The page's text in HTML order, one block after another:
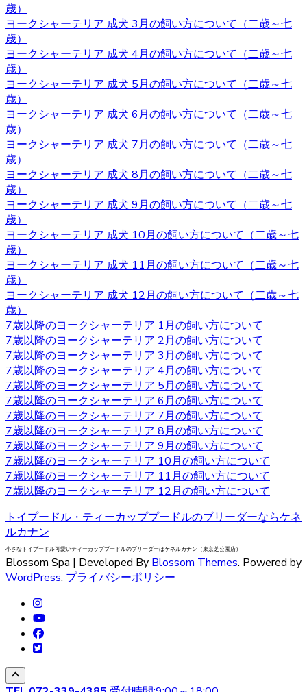
康状態やワクチンの接種状況のことです。ベベドールで
は、紹介ページに記載があります通り、ワクチンの接種
や、それと合わせて健康診断も行っておりますので、お客
様の元に元気で健康な猫ちゃんをお届けすることが可能で
す。 ヨークシャーテリア購入をご検討の際は、私どもベベ
ドール にお任せ下さい。
2020.10.9
ベベドールは近鉄河内松原駅の近くに見学スペースがござ
います。お越しの際には駅まで送迎させていただきます。
見学スペースではかわいい子犬たちが皆様をお待ちしてい
ます。突然訪問していただいて見学していただくことはで
きないので、お越しの際にはあらかじめご予約をとってい
ただくようよろしくお願いいたします。ご検討の際にはお
気軽にお問い合わせください。
2020.10.2
ヨークシャーテリアは物覚えが早くしつけやすいと言われ
ています。気の強さと頑固さを持ちあわせるので、しっか
りとしつけてあげてください。 飼い主がリーダーだという
ことを示すことで、主従関係を構築したうえで信頼関係を
結ぶことができます。 自分のテリトリーをしっかりと守ろ
うとするので、番犬としても適しています。吠え癖を持っ
た犬もいますが、しつけで矯正できるので心配はいりませ
ん。しつけやヨークシャーテリアについてお悩みの際は、
是非当店にご相談下さい。
2020.9.25
小型犬の中でも特に有名なヨークシャーテリアはヨークや
ヨーキーといった愛称で広く親しまれています。 非常に細
い被毛を持ちながら、シングルコートであり抜け毛が少な
いなどの特徴があります。垂れ下がるほど長い被毛が挙げ
られ、カットの仕方によって雰囲気が違ってきます。被毛
を伸ばし続ける場合はラッピングという、長い被毛をひと
まとめにくくる必要があり、色々なおしゃれを楽しめ流の
も人気の一つです。被毛を伸ばし続ける場合はラッピング
を行い、長い被毛をひとまとめにくくる必要があります。
ヨークシャーテリアの購入をお考えの際は、是非当店にご
相談下さい。
2020.9.18
ベベドールはヨークシャテリア専門のブリーダーです。飼
い主様へお引き渡す前から、しっかり育成としつけを行っ
ております。アフターフォローもお任せください！安心し
歳）
ヨークシャーテリア 成犬 3月の飼い方について（二歳～七
歳）
ヨークシャーテリア 成犬 4月の飼い方について（二歳～七
歳）
ヨークシャーテリア 成犬 5月の飼い方について（二歳～七
歳）
ヨークシャーテリア 成犬 6月の飼い方について（二歳～七
歳）
ヨークシャーテリア 成犬 7月の飼い方について（二歳～七
歳）
ヨークシャーテリア 成犬 8月の飼い方について（二歳～七
歳）
ヨークシャーテリア 成犬 9月の飼い方について（二歳～七
歳）
ヨークシャーテリア 成犬 10月の飼い方について（二歳～七
歳）
ヨークシャーテリア 成犬 11月の飼い方について（二歳～七
歳）
ヨークシャーテリア 成犬 12月の飼い方について（二歳～七
歳）
7歳以降のヨークシャーテリア 1月の飼い方について
7歳以降のヨークシャーテリア 2月の飼い方について
7歳以降のヨークシャーテリア 3月の飼い方について
7歳以降のヨークシャーテリア 4月の飼い方について
7歳以降のヨークシャーテリア 5月の飼い方について
7歳以降のヨークシャーテリア 6月の飼い方について
7歳以降のヨークシャーテリア 7月の飼い方について
7歳以降のヨークシャーテリア 8月の飼い方について
7歳以降のヨークシャーテリア 9月の飼い方について
7歳以降のヨークシャーテリア 10月の飼い方について
7歳以降のヨークシャーテリア 11月の飼い方について
7歳以降のヨークシャーテリア 12月の飼い方について
トイプードル・ティーカッププードルのブリーダーならケネ
ルカナン
小さなトイプードル可愛いティーカッププードルのブリーダーはケネルカナン（東京芝公園店）
Blossom Spa | Developed By Blossom Themes. Powered by
WordPress. プライバシーポリシー